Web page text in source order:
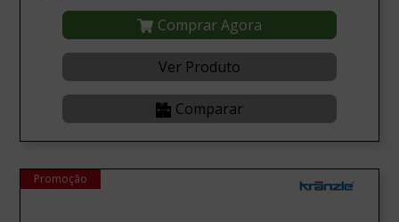
Comprar Agora
Ver Produto
Comparar
Promoção